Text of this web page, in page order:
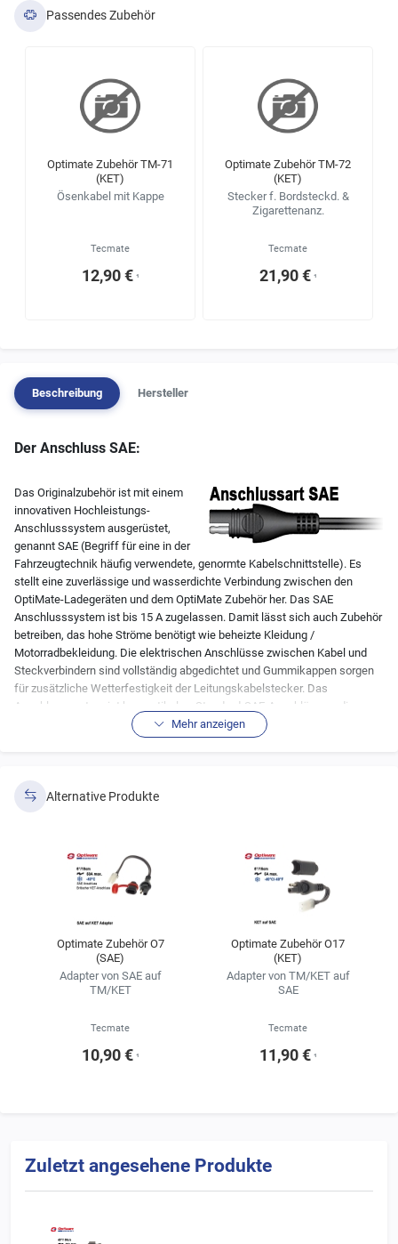
Passendes Zubehör
Optimate Zubehör TM-71
(KET)
Ösenkabel mit Kappe
Tecmate
12,90 € ¹
Optimate Zubehör TM-72
(KET)
Stecker f. Bordsteckd. &
Zigarettenanz.
Tecmate
21,90 € ¹
Beschreibung Hersteller
Der Anschluss SAE:
Das Originalzubehör ist mit einem
innovativen Hochleistungs-
Anschlusssystem ausgerüstet,
genannt SAE (Begriff für eine in der
Fahrzeugtechnik häufig verwendete, genormte Kabelschnittstelle). Es
stellt eine zuverlässige und wasserdichte Verbindung zwischen den
OptiMate-Ladegeräten und dem OptiMate Zubehör her. Das SAE
Anschlusssystem ist bis 15 A zugelassen. Damit lässt sich auch Zubehör
betreiben, das hohe Ströme benötigt wie beheizte Kleidung /
Motorradbekleidung. Die elektrischen Anschlüsse zwischen Kabel und
Steckverbindern sind vollständig abgedichtet und Gummikappen sorgen
für zusätzliche Wetterfestigkeit der Leitungskabelstecker. Das
Anschlusssystem ist kompatibel zu Standard-SAE-Anschlüssen, die
weltweit immer mehr an Bedeutung gewinnen als Zwischenstecker für
Batterieladegeräte und weit verbreitet sind als Anschluss für beheizte
Mehr anzeigen
Alternative Produkte
Optimate Zubehör O7
(SAE)
Adapter von SAE auf
TM/KET
Tecmate
10,90 € ¹
Optimate Zubehör O17
(KET)
Adapter von TM/KET auf
SAE
Tecmate
11,90 € ¹
Zuletzt angesehene Produkte